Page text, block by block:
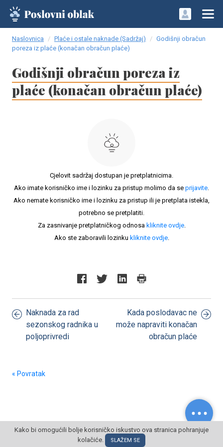
Naslovnica Plaće i ostale naknade (Sadržaj)
Godišnji obračun
poreza iz plaće (konačan obračun plaće)
Godišnji obračun poreza iz
plaće (konačan obračun plaće)
Cjelovit sadržaj dostupan je pretplatnicima.
Ako imate korisničko ime i lozinku za pristup molimo da se prijavite.
Ako nemate korisničko ime i lozinku za pristup ili je pretplata istekla,
potrebno se pretplatiti.
Za zasnivanje pretplatničkog odnosa kliknite ovdje.
Ako ste zaboravili lozinku kliknite ovdje.
Naknada za rad
sezonskog radnika u
poljoprivredi
Kada poslodavac ne
može napraviti konačan
obračun plaće
« Povratak
© POSLOVNI OBLAK Sva prava pridržana
Kako bi omogućili bolje korisničko iskustvo ova stranica pohranjuje
kolačiće.
SLAŽEM SE